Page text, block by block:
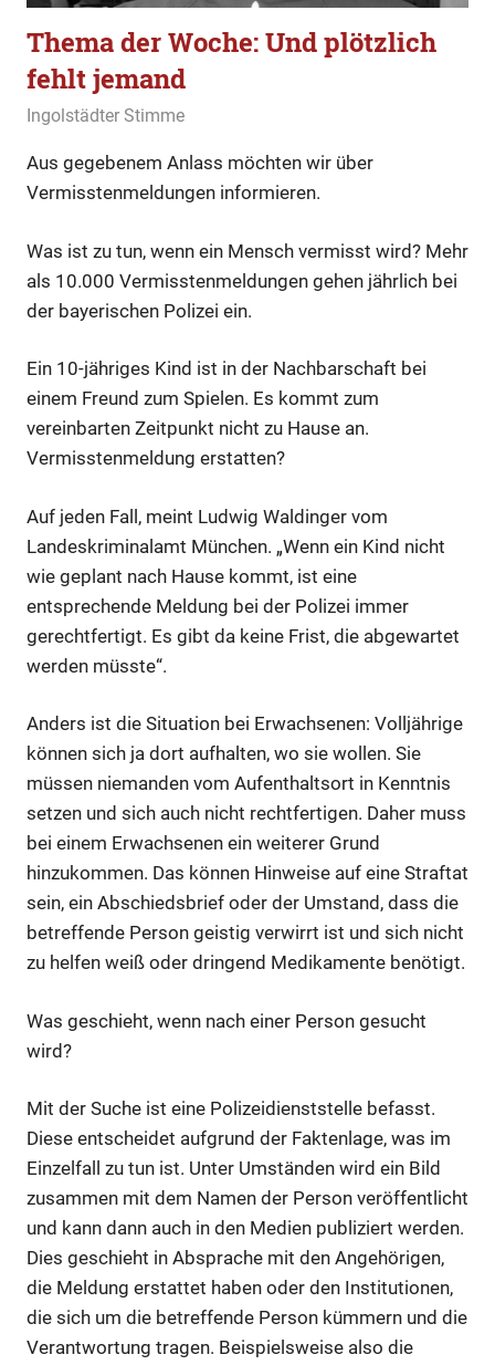
Thema der Woche: Und plötzlich
fehlt jemand
19. Januar 2020
Ingolstädter Stimme
Aus gegebenem Anlass möchten wir über
Vermisstenmeldungen informieren.
Was ist zu tun, wenn ein Mensch vermisst wird? Mehr
als 10.000 Vermisstenmeldungen gehen jährlich bei
der bayerischen Polizei ein.
Ein 10-jähriges Kind ist in der Nachbarschaft bei
einem Freund zum Spielen. Es kommt zum
vereinbarten Zeitpunkt nicht zu Hause an.
Vermisstenmeldung erstatten?
Auf jeden Fall, meint Ludwig Waldinger vom
Landeskriminalamt München. „Wenn ein Kind nicht
wie geplant nach Hause kommt, ist eine
entsprechende Meldung bei der Polizei immer
gerechtfertigt. Es gibt da keine Frist, die abgewartet
werden müsste“.
Anders ist die Situation bei Erwachsenen: Volljährige
können sich ja dort aufhalten, wo sie wollen. Sie
müssen niemanden vom Aufenthaltsort in Kenntnis
setzen und sich auch nicht rechtfertigen. Daher muss
bei einem Erwachsenen ein weiterer Grund
hinzukommen. Das können Hinweise auf eine Straftat
sein, ein Abschiedsbrief oder der Umstand, dass die
betreffende Person geistig verwirrt ist und sich nicht
zu helfen weiß oder dringend Medikamente benötigt.
Was geschieht, wenn nach einer Person gesucht
wird?
Mit der Suche ist eine Polizeidienststelle befasst.
Diese entscheidet aufgrund der Faktenlage, was im
Einzelfall zu tun ist. Unter Umständen wird ein Bild
zusammen mit dem Namen der Person veröffentlicht
und kann dann auch in den Medien publiziert werden.
Dies geschieht in Absprache mit den Angehörigen,
die Meldung erstattet haben oder den Institutionen,
die sich um die betreffende Person kümmern und die
Verantwortung tragen. Beispielsweise also die